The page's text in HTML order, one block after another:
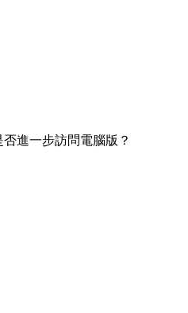
進一步訪問電腦版？